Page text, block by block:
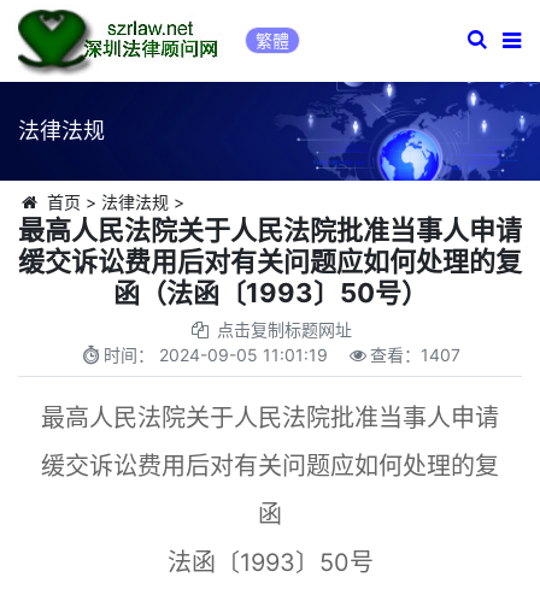
繁體
法律法规
首页 > 法律法规 >
最高人民法院关于人民法院批准当事人申请
缓交诉讼费用后对有关问题应如何处理的复
函（法函〔1993〕50号）
点击复制标题网址
时间： 2024-09-05 11:01:19 查看： 1407
最高人民法院关于人民法院批准当事人申请
缓交诉讼费用后对有关问题应如何处理的复
函
法函〔1993〕50号